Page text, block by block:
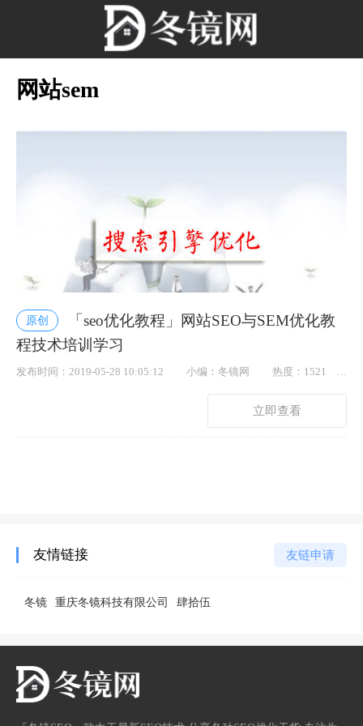
网站sem
原创
「seo优化教程」网站SEO与SEM优化教
程技术培训学习
发布时间：2019-05-28 10:05:12 小编：冬镜网
热度：1521
立即查看
友情链接 友链申请
冬镜 重庆冬镜科技有限公司 肆拾伍